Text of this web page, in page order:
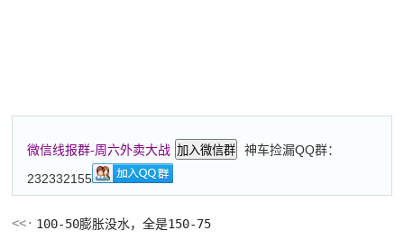
微信线报群-周六外卖大战 加入微信群
神车捡漏QQ群：
232332155
100-50膨胀没水，全是150-75